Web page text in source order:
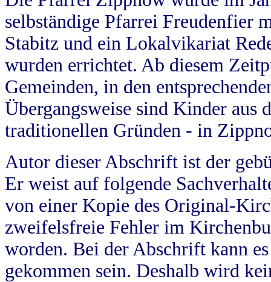
selbständige Pfarrei Freudenfier
Stabitz und ein Lokalvikariat
wurden errichtet. Ab diesem
Gemeinden, in den
Übergangsweise sind Kinder aus
traditionellen Gründen - in
Autor dieser Abschrift ist der
Er weist auf folgende
von einer Kopie des Original-
zweifelsfreie Fehler im
worden. Bei der Abschrift kann
gekommen sein. Deshalb wird